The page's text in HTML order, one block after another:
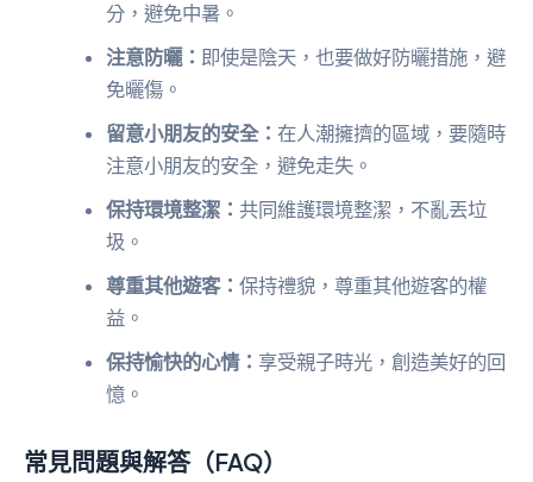
分，避免中暑。
注意防曬： 即使是陰天，也要做好防曬措施，避
免曬傷。
留意小朋友的安全：在人潮擁擠的區域，要隨時
注意小朋友的安全，避免走失。
保持環境整潔：共同維護環境整潔，不亂丟垃
圾。
尊重其他遊客：保持禮貌，尊重其他遊客的權
益。
保持愉快的心情： 享受親子時光，創造美好的回
憶。
常見問題與解答（FAQ）